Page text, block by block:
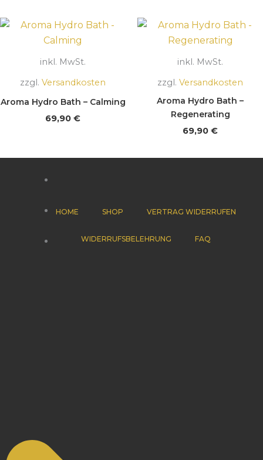
inkl. MwSt.
zzgl. Versandkosten
Aroma Hydro Bath – Calming
69,90 €
inkl. MwSt.
zzgl. Versandkosten
Aroma Hydro Bath –
Regenerating
69,90 €
HOME SHOP VERTRAG WIDERRUFEN
WIDERRUFSBELEHRUNG FAQ